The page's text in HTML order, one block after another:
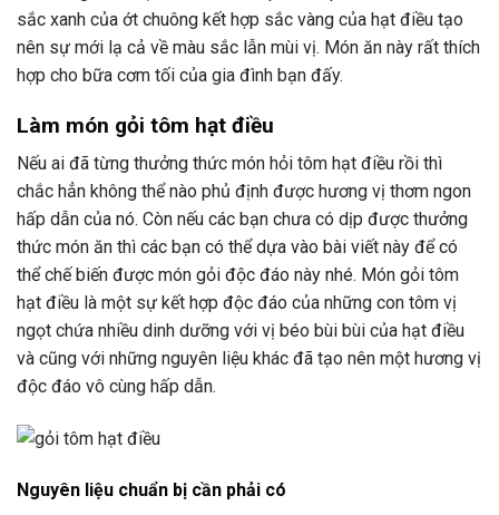
sắc xanh của ớt chuông kết hợp sắc vàng của hạt điều tạo
nên sự mới lạ cả về màu sắc lẫn mùi vị. Món ăn này rất thích
hợp cho bữa cơm tối của gia đình bạn đấy.
Làm món gỏi tôm hạt điều
Nếu ai đã từng thưởng thức món hỏi tôm hạt điều rồi thì
chắc hẳn không thể nào phủ định được hương vị thơm ngon
hấp dẫn của nó. Còn nếu các bạn chưa có dịp được thưởng
thức món ăn thì các bạn có thể dựa vào bài viết này để có
thể chế biến được món gỏi độc đáo này nhé. Món gỏi tôm
hạt điều là một sự kết hợp độc đáo của những con tôm vị
ngọt chứa nhiều dinh dưỡng với vị béo bùi bùi của hạt điều
và cũng với những nguyên liệu khác đã tạo nên một hương vị
độc đáo vô cùng hấp dẫn.
Nguyên liệu chuẩn bị cần phải có